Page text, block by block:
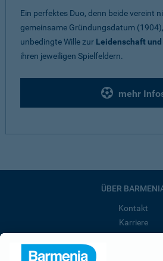
Ein perfektes Duo, denn beide vereint
gemeinsame Gründungsdatum
unbedingte Wille zur Leidenschaft
ihren jeweiligen Spielfeldern.
mehr
ÜBER
Kontakt
Karriere